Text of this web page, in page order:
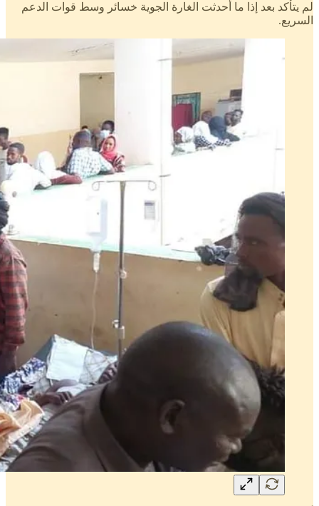
لم يتأكد بعد إذا ما أحدثت الغارة الجوية خسائر وسط قوات الدعم
السريع.